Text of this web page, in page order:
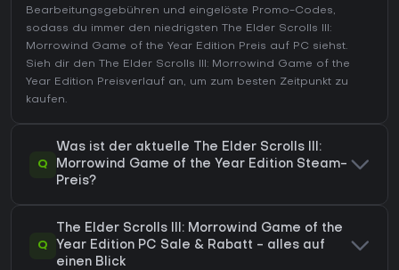
Bearbeitungsgebühren und eingelöste Promo-Codes,
sodass du immer den niedrigsten The Elder Scrolls III:
Morrowind Game of the Year Edition Preis auf PC siehst.
Sieh dir den
The Elder Scrolls III: Morrowind Game of the
Year Edition Preisverlauf an, um zum besten Zeitpunkt zu
kaufen.
Q
Was ist der aktuelle The Elder Scrolls III:
Morrowind Game of the Year Edition Steam-
Preis?
Q
The Elder Scrolls III: Morrowind Game of the
Year Edition PC Sale & Rabatt - alles auf
einen Blick